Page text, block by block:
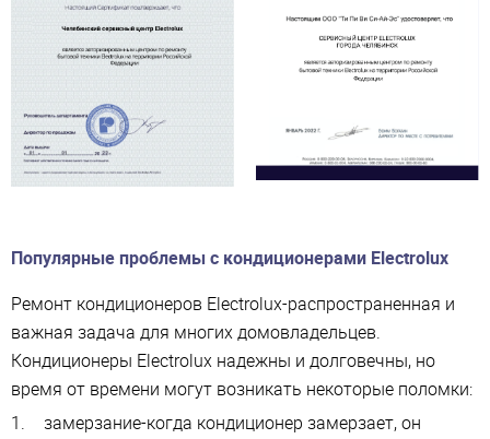
Популярные проблемы с кондиционерами Electrolux
Ремонт кондиционеров Electrolux-распространенная и
важная задача для многих домовладельцев.
Кондиционеры Electrolux надежны и долговечны, но
время от времени могут возникать некоторые поломки:
замерзание-когда кондиционер замерзает, он